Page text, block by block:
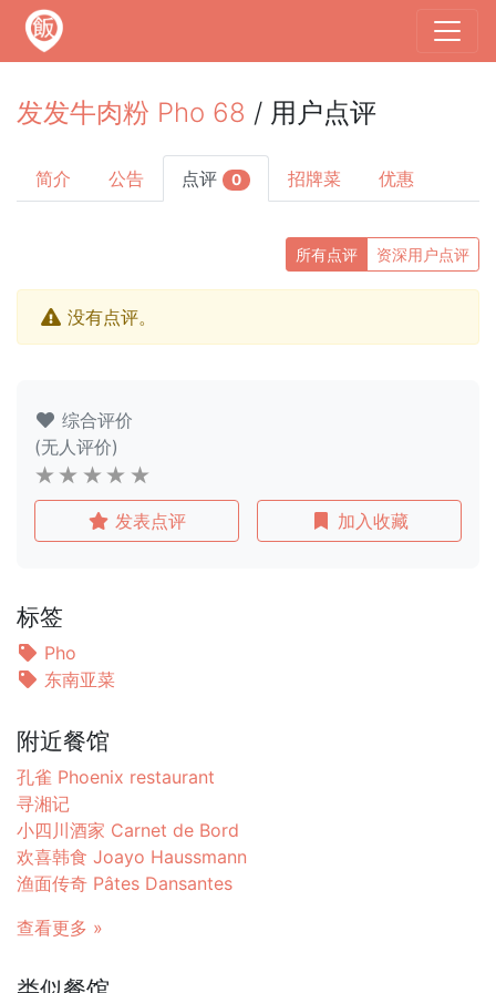
发发牛肉粉 Pho 68 / 用户点评
简介 公告 点评 0 招牌菜 优惠
所有点评 资深用户点评
没有点评。
综合评价
(无人评价)
发表点评 加入收藏
标签
Pho
东南亚菜
附近餐馆
孔雀 Phoenix restaurant
寻湘记
小四川酒家 Carnet de Bord
欢喜韩食 Joayo Haussmann
渔面传奇 Pâtes Dansantes
查看更多 »